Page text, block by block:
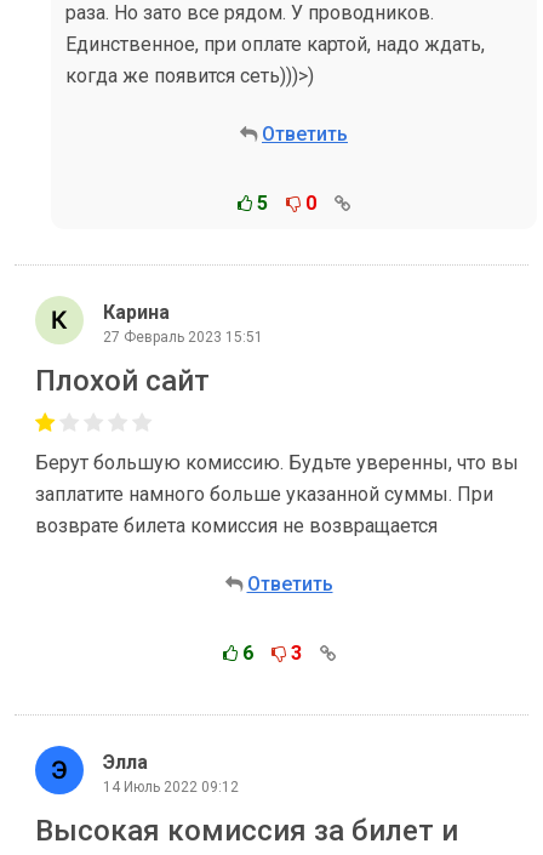
раза. Но зато все рядом. У проводников.
Единственное, при оплате картой, надо ждать,
когда же появится сеть)))>)
Ответить
5 0
Карина
27 Февраль 2023 15:51
Плохой сайт
Берут большую комиссию. Будьте уверенны, что вы
заплатите намного больше указанной суммы. При
возврате билета комиссия не возвращается
Ответить
6 3
Элла
14 Июль 2022 09:12
Высокая комиссия за билет и